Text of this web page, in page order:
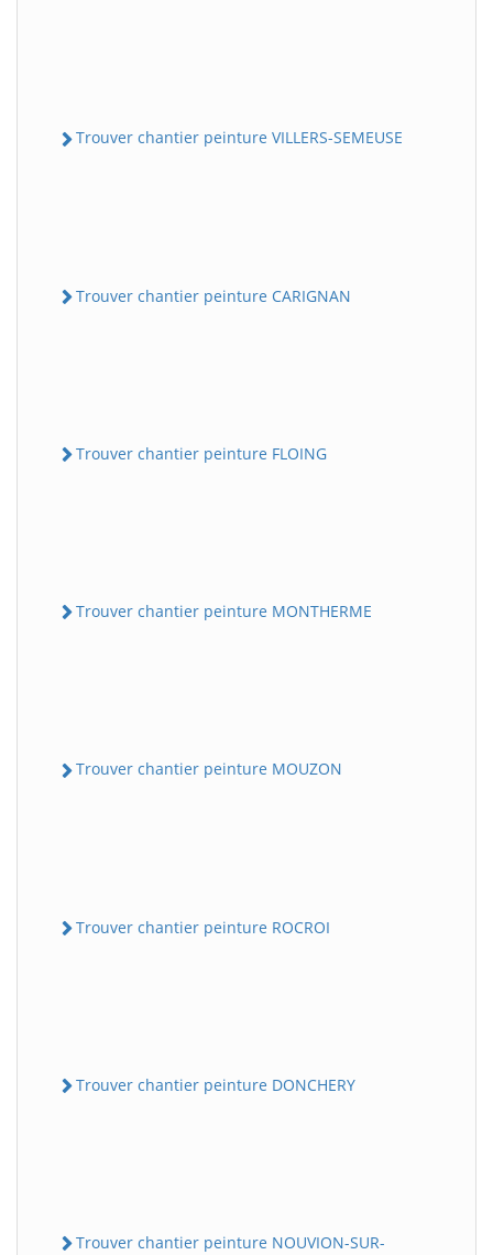
Trouver chantier peinture VILLERS-SEMEUSE
Trouver chantier peinture CARIGNAN
Trouver chantier peinture FLOING
Trouver chantier peinture MONTHERME
Trouver chantier peinture MOUZON
Trouver chantier peinture ROCROI
Trouver chantier peinture DONCHERY
Trouver chantier peinture NOUVION-SUR-